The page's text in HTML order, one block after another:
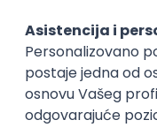
Trenutno nema
Izmeni